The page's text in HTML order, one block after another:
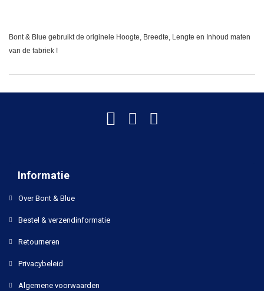
Bont & Blue gebruikt de originele Hoogte, Breedte, Lengte en Inhoud maten
van de fabriek !
Informatie
Over Bont & Blue
Bestel & verzendinformatie
Retourneren
Privacybeleid
Algemene voorwaarden